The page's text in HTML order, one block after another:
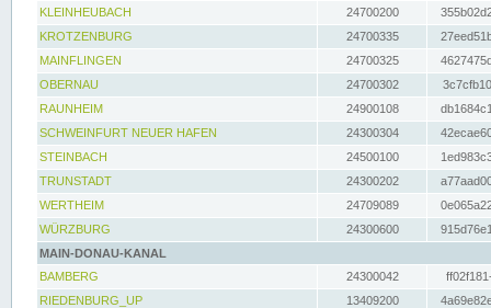
KLEINHEUBACH 24700200
KROTZENBURG
24700335
MAINFLINGEN
24700325
OBERNAU
24700302
RAUNHEIM
24900108
SCHWEINFURT NEUER HAFEN
24300304
STEINBACH
24500100
TRUNSTADT
24300202
WERTHEIM
24709089
WÜRZBURG
24300600
MAIN-DONAU-KANAL
BAMBERG
24300042
RIEDENBURG_UP
13409200